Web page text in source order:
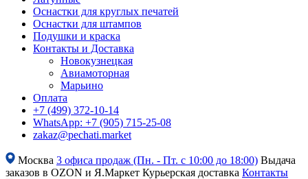
Оснастки для круглых печатей
Оснастки для штампов
Подушки и краска
Контакты и Доставка
Новокузнецкая
Авиамоторная
Марьино
Оплата
+7 (499) 372-10-14
WhatsApp: +7 (905) 715-25-08
zakaz@pechati.market
Москва 3 офиса продаж (Пн. - Пт. с 10:00 до 18:00) Выдача
заказов в OZON и Я.Маркет Курьерская доставка Контакты